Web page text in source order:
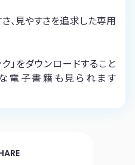
、見やすさを追求した専用
」をダウンロードすること
電子書籍も見られます